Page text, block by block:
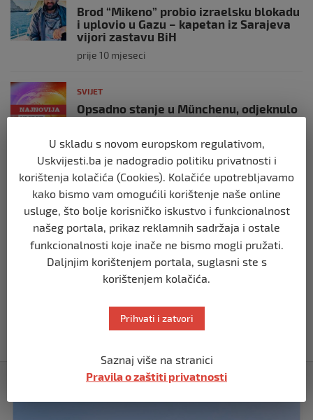
Brod “Mikeno” probio izraelsku blokadu
i uplovio u Gazu – kapetan iz Sarajeva
vijori zastavu BiH
prije 10 mjeseci
SVIJET
Opsadno stanje u Münchenu, odjeknulo
nekoliko eksplozija: Ima žrtava,
Putin: Spremni smo vojno uzvratiti
Zapadu
prije 11 mjeseci
ozbiljna nakon izraelskog napada na
prije 11 mjeseci
U skladu s novom europskom regulativom,
Uskvijesti.ba je nadogradio politiku privatnosti i
korištenja kolačića (Cookies). Kolačiće upotrebljavamo
kako bismo vam omogućili korištenje naše online
usluge, što bolje korisničko iskustvo i funkcionalnost
našeg portala, prikaz reklamnih sadržaja i ostale
funkcionalnosti koje inače ne bismo mogli pružati.
Daljnjim korištenjem portala, suglasni ste s
korištenjem kolačića.
Prihvati i zatvori
Saznaj više na stranici
Pravila o zaštiti privatnosti